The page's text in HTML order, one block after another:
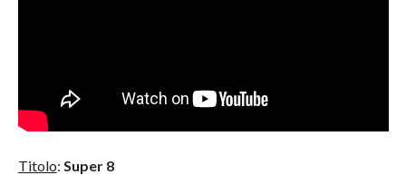
Titolo: Super 8